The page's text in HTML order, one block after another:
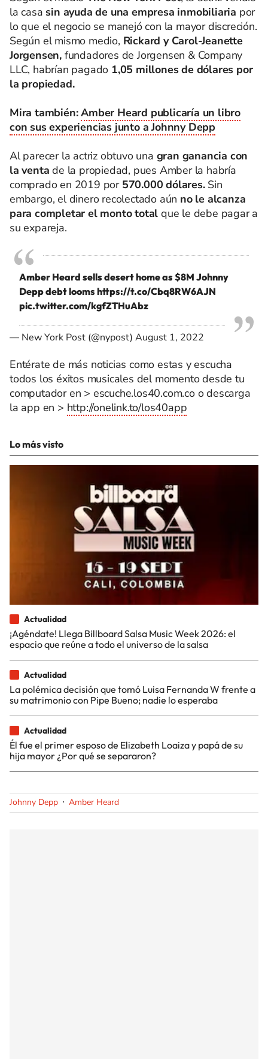
la casa sin ayuda de una empresa inmobiliaria por
lo que el negocio se manejó con la mayor discreción.
Según el mismo medio, Rickard y Carol-Jeanette
Jorgensen, fundadores de Jorgensen & Company
LLC, habrían pagado 1,05 millones de dólares por
la propiedad.
Mira también:Amber Heard publicaría un libro
con sus experiencias junto a Johnny Depp
Al parecer la actriz obtuvo una gran ganancia con
la venta de la propiedad, pues Amber la habría
comprado en 2019 por 570.000 dólares.Sin
embargo, el dinero recolectado aún no le alcanza
para completar el monto total que le debe pagar a
su expareja.
Amber Heard sells desert home as $8M Johnny
Depp debt loomshttps://t.co/Cbq8RW6AJN
pic.twitter.com/kgfZTHuAbz
— New York Post (@nypost) August 1, 2022
Entérate de más noticias como estas y escucha
todos los éxitos musicales del momento desde tu
computador en > escuche.los40.com.co o descarga
la app en > http://onelink.to/los40app
Lo más visto
Actualidad
¡Agéndate! Llega Billboard Salsa Music Week 2026: el
espacio que reúne a todo el universo de la salsa
Actualidad
La polémica decisión que tomó Luisa Fernanda W frente a
su matrimonio con Pipe Bueno; nadie lo esperaba
Actualidad
Él fue el primer esposo de Elizabeth Loaiza y papá de su
hija mayor ¿Por qué se separaron?
Johnny Depp Amber Heard